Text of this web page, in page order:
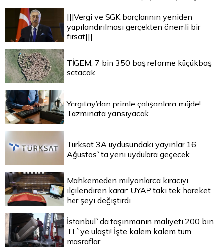
|||Vergi ve SGK borçlarının yeniden
yapılandırılması gerçekten önemli bir
fırsat|||
TİGEM, 7 bin 350 baş reforme küçükbaş
satacak
Yargıtay’dan primle çalışanlara müjde!
Tazminata yansıyacak
Türksat 3A uydusundaki yayınlar 16
Ağustos`ta yeni uydulara geçecek
Mahkemeden milyonlarca kiracıyı
ilgilendiren karar: UYAP’taki tek hareket
her şeyi değiştirdi
İstanbul`da taşınmanın maliyeti 200 bin
TL`ye ulaştı! İşte kalem kalem tüm
masraflar